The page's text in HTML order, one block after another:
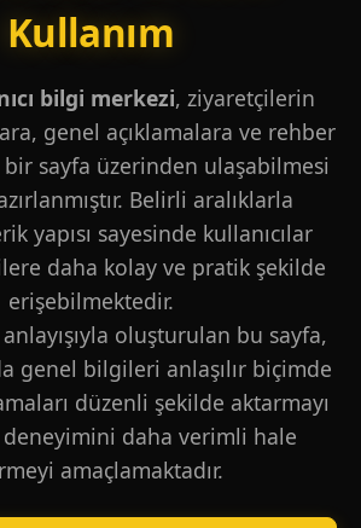
Kullanım
bilgi merkezi, ziyaretçilerin
genel açıklamalara ve rehber
sayfa üzerinden ulaşabilmesi
Belirli aralıklarla
yapısı sayesinde kullanıcılar
daha kolay ve pratik şekilde
erişebilmektedir.
oluşturulan bu sayfa,
genel bilgileri anlaşılır biçimde
düzenli şekilde aktarmayı
deneyimini daha verimli hale
amaçlamaktadır.